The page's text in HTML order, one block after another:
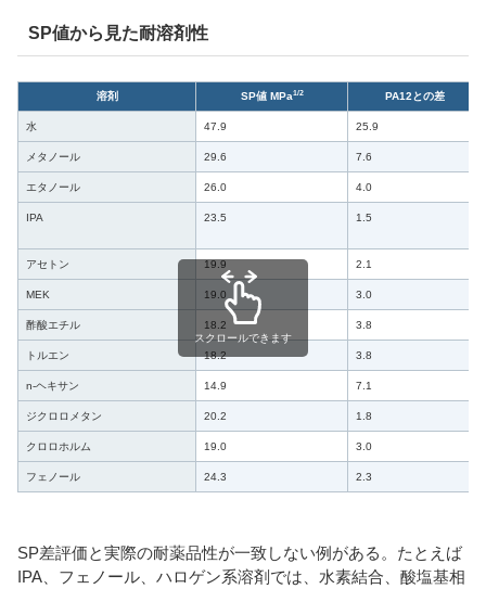
SP値から見た耐溶剤性
溶剤 SP値 MPa1/2 PA12との差
水 47.9 25.9
メタノール 29.6 7.6
エタノール 26.0 4.0
IPA 23.5 1.5
アセトン 19.9 2.1
MEK 19.0 3.0
酢酸エチル 18.2 3.8
トルエン 18.2 3.8
n-ヘキサン 14.9 7.1
ジクロロメタン 20.2 1.8
クロロホルム 19.0 3.0
フェノール 24.3 2.3
スクロールできます
SP差評価と実際の耐薬品性が一致しない例がある。たとえば
IPA、フェノール、ハロゲン系溶剤では、水素結合、酸塩基相